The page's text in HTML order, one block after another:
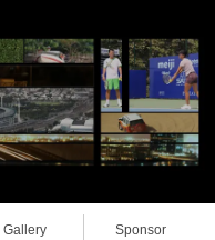
Gallery Sponsor